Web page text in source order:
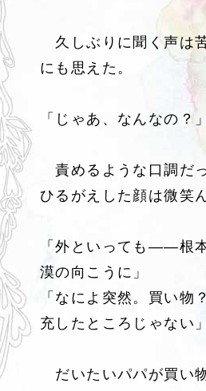
久しぶりに聞く声は
にも思えた。
「じゃあ、なんなの？
責めるような口調だ
ひるがえした顔は微笑
「外といっても――根
漠の向こうに」
「なによ突然。買い物
充したところじゃない
だいたいパパが買い